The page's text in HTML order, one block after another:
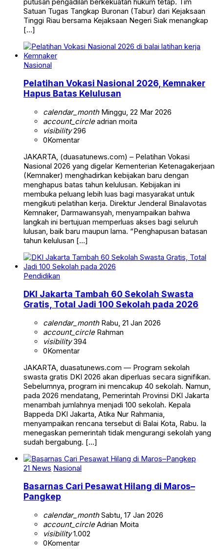
Satuan Tugas Tangkap Buronan (Tabur) dari Kejaksaan
Tinggi Riau bersama Kejaksaan Negeri Siak menangkap
[…]
Nasional
Pelatihan Vokasi Nasional 2026, Kemnaker
Hapus Batas Kelulusan
calendar_monthMinggu, 22 Mar 2026
account_circleadrian moita
visibility296
0Komentar
JAKARTA, (duasatunews.com) – Pelatihan Vokasi
Nasional 2026 yang digelar Kementerian Ketenagakerjaan
(Kemnaker) menghadirkan kebijakan baru dengan
menghapus batas tahun kelulusan. Kebijakan ini
membuka peluang lebih luas bagi masyarakat untuk
mengikuti pelatihan kerja. Direktur Jenderal Binalavotas
Kemnaker, Darmawansyah, menyampaikan bahwa
langkah ini bertujuan memperluas akses bagi seluruh
lulusan, baik baru maupun lama. “Penghapusan batasan
tahun kelulusan […]
Pendidikan
DKI Jakarta Tambah 60 Sekolah Swasta
Gratis, Total Jadi 100 Sekolah pada 2026
calendar_monthRabu, 21 Jan 2026
account_circleRahman
visibility394
0Komentar
JAKARTA, duasatunews.com — Program sekolah
swasta gratis DKI 2026 akan diperluas secara signifikan.
Sebelumnya, program ini mencakup 40 sekolah. Namun,
pada 2026 mendatang, Pemerintah Provinsi DKI Jakarta
menambah jumlahnya menjadi 100 sekolah. Kepala
Bappeda DKI Jakarta, Atika Nur Rahmania,
menyampaikan rencana tersebut di Balai Kota, Rabu. Ia
menegaskan pemerintah tidak mengurangi sekolah yang
sudah bergabung. […]
21 News Nasional
Basarnas Cari Pesawat Hilang di Maros–
Pangkep
calendar_monthSabtu, 17 Jan 2026
account_circleAdrian Moita
visibility1.002
0Komentar